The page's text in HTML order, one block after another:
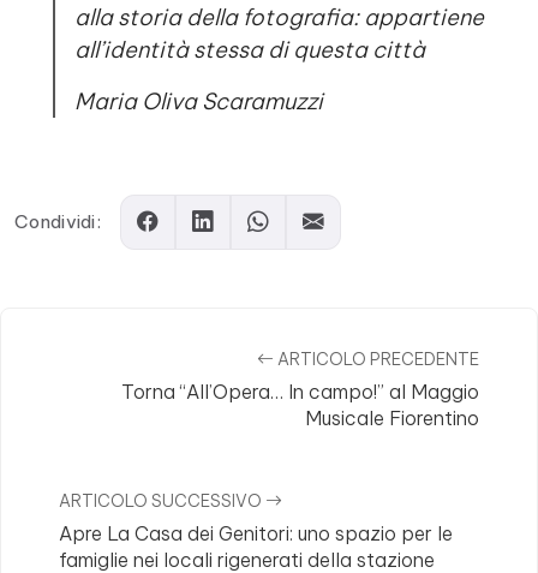
alla storia della fotografia: appartiene
all’identità stessa di questa città
Maria Oliva Scaramuzzi
Condividi:
ARTICOLO PRECEDENTE
Torna “All’Opera… In campo!” al Maggio
Musicale Fiorentino
ARTICOLO SUCCESSIVO
Apre La Casa dei Genitori: uno spazio per le
famiglie nei locali rigenerati della stazione